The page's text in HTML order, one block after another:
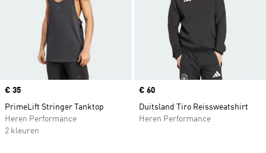
Price
€ 35
PrimeLift Stringer Tanktop
Heren Performance
2 kleuren
Price
€ 60
Duitsland Tiro Reissweatshirt
Heren Performance